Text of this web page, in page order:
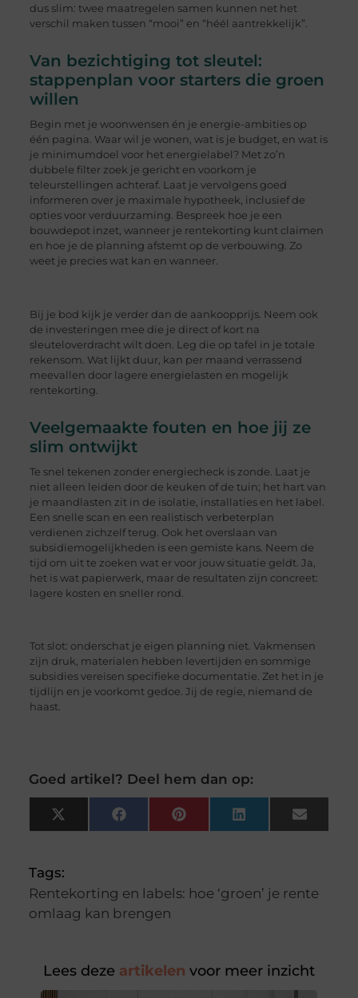
dus slim: twee maatregelen samen kunnen net het
verschil maken tussen “mooi” en “héél aantrekkelijk”.
Van bezichtiging tot sleutel:
stappenplan voor starters die groen
willen
Begin met je woonwensen én je energie-ambities op
één pagina. Waar wil je wonen, wat is je budget, en wat is
je minimumdoel voor het energielabel? Met zo’n
dubbele filter zoek je gericht en voorkom je
teleurstellingen achteraf. Laat je vervolgens goed
informeren over je maximale hypotheek, inclusief de
opties voor verduurzaming. Bespreek hoe je een
bouwdepot inzet, wanneer je rentekorting kunt claimen
en hoe je de planning afstemt op de verbouwing. Zo
weet je precies wat kan en wanneer.
Bij je bod kijk je verder dan de aankoopprijs. Neem ook
de investeringen mee die je direct of kort na
sleuteloverdracht wilt doen. Leg die op tafel in je totale
rekensom. Wat lijkt duur, kan per maand verrassend
meevallen door lagere energielasten en mogelijk
rentekorting.
Veelgemaakte fouten en hoe jij ze
slim ontwijkt
Te snel tekenen zonder energiecheck is zonde. Laat je
niet alleen leiden door de keuken of de tuin; het hart van
je maandlasten zit in de isolatie, installaties en het label.
Een snelle scan en een realistisch verbeterplan
verdienen zichzelf terug. Ook het overslaan van
subsidiemogelijkheden is een gemiste kans. Neem de
tijd om uit te zoeken wat er voor jouw situatie geldt. Ja,
het is wat papierwerk, maar de resultaten zijn concreet:
lagere kosten en sneller rond.
Tot slot: onderschat je eigen planning niet. Vakmensen
zijn druk, materialen hebben levertijden en sommige
subsidies vereisen specifieke documentatie. Zet het in je
tijdlijn en je voorkomt gedoe. Jij de regie, niemand de
haast.
Goed artikel? Deel hem dan op:
X
(Twitter)
FacebookPinterest LinkedIn Email
Tags:
Rentekorting en labels: hoe ‘groen’ je rente
omlaag kan brengen
Lees deze artikelen voor meer inzicht